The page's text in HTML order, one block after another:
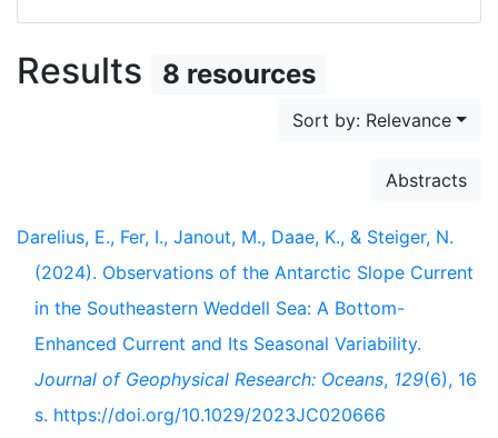
Results 8 resources
Sort by: Relevance
Abstracts
Darelius, E., Fer, I., Janout, M., Daae, K., & Steiger, N.
(2024). Observations of the Antarctic Slope Current
in the Southeastern Weddell Sea: A Bottom-
Enhanced Current and Its Seasonal Variability.
Journal of Geophysical Research: Oceans, 129(6), 16
s. https://doi.org/10.1029/2023JC020666